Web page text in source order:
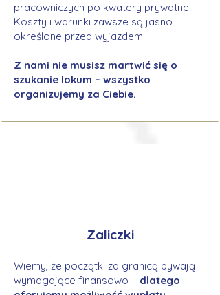
pracowniczych po kwatery prywatne.
Koszty i warunki zawsze są jasno
określone przed wyjazdem.
Z nami nie musisz martwić się o
szukanie lokum – wszystko
organizujemy za Ciebie.
Zaliczki
Wiemy, że początki za granicą bywają
wymagające finansowo – dlatego